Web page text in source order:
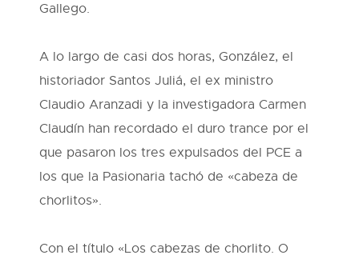
Gallego.
A lo largo de casi dos horas, González, el
historiador Santos Juliá, el ex ministro
Claudio Aranzadi y la investigadora Carmen
Claudín han recordado el duro trance por el
que pasaron los tres expulsados del PCE a
los que la Pasionaria tachó de «cabeza de
chorlitos».
Con el título «Los cabezas de chorlito. O